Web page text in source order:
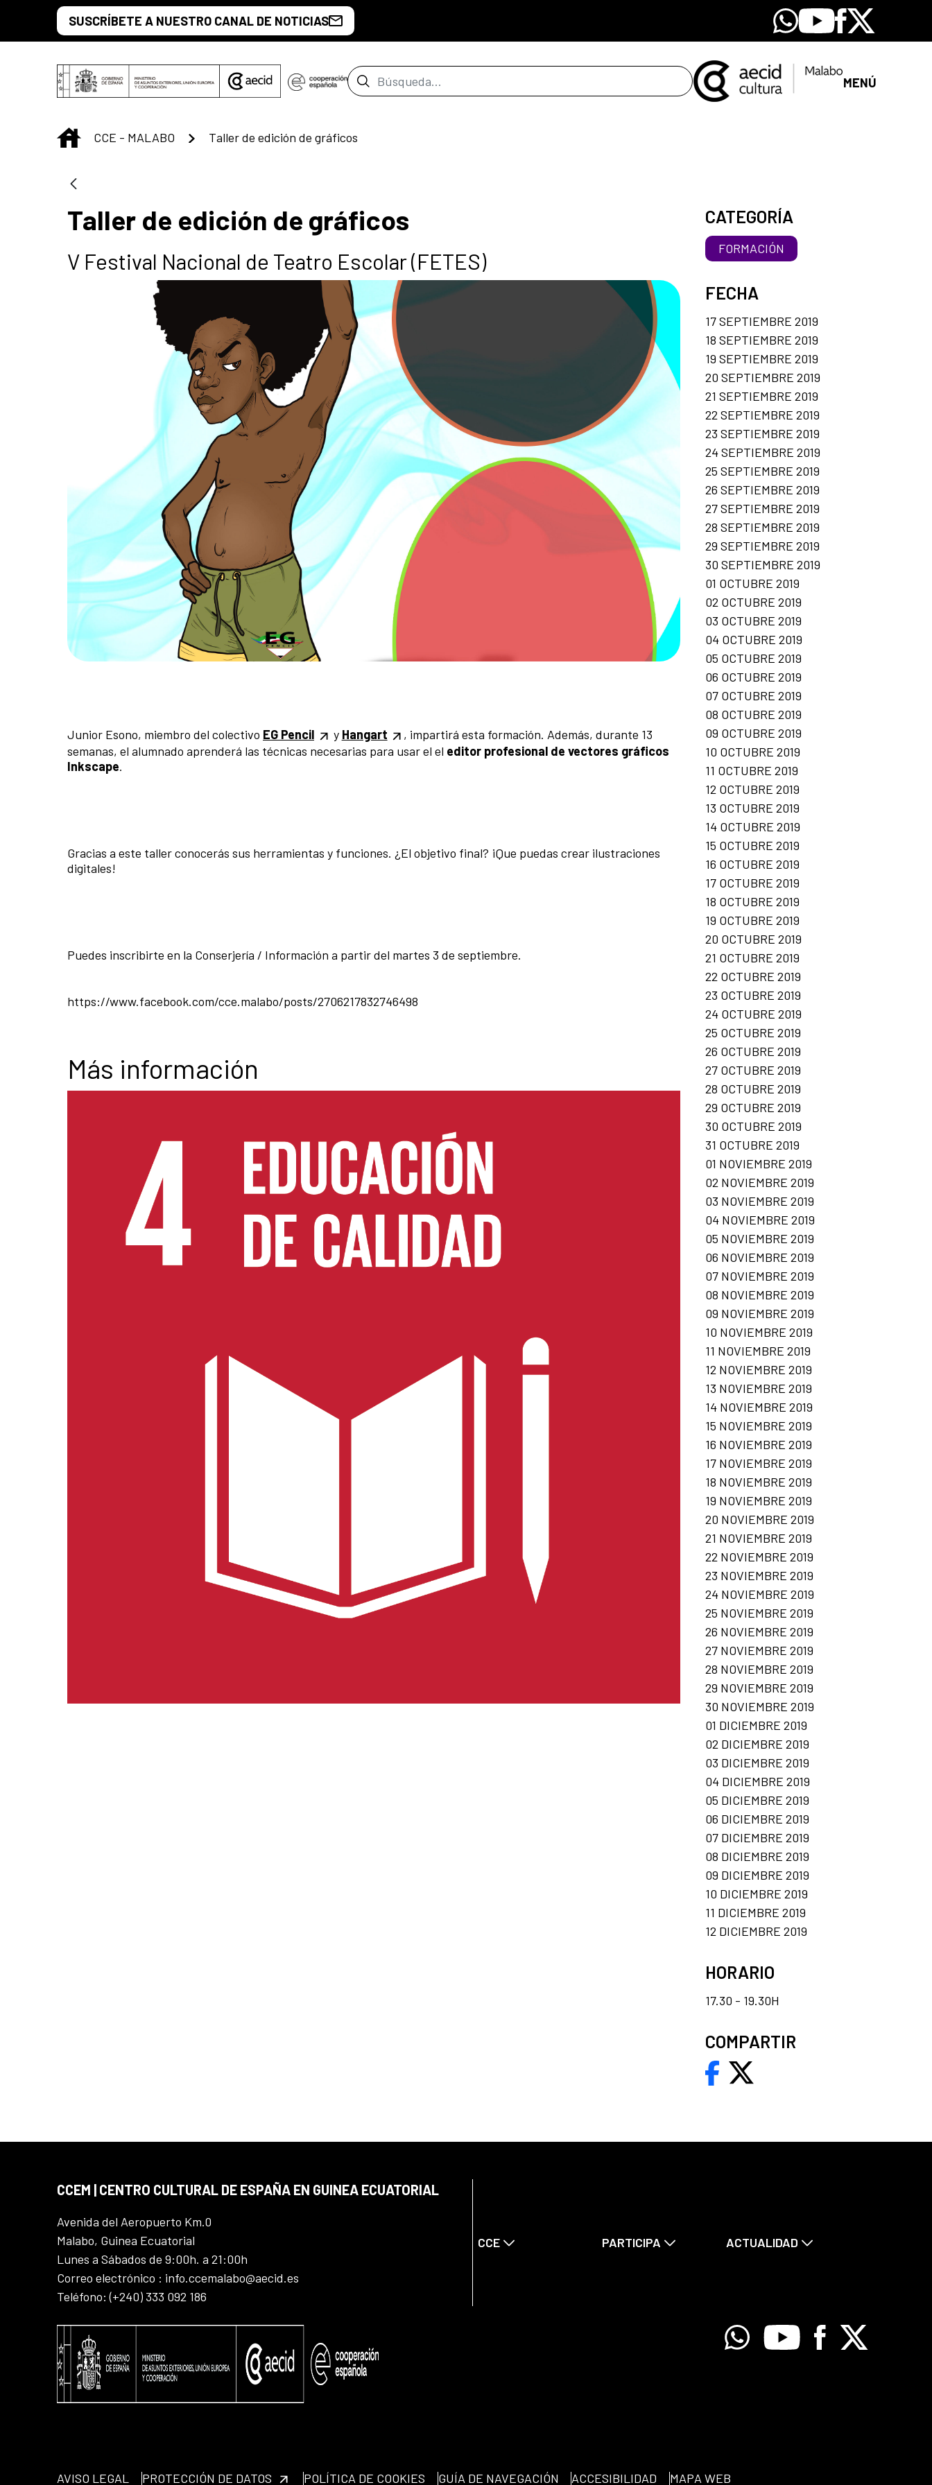
Saltar al contenido principal
SUSCRÍBETE A NUESTRO CANAL DE NOTICIAS Whatsapp
YoutubeFacebook
X
Barra de búsqueda MENÚ
INICIO
CCE - MALABO Taller de edición de gráficos
Taller de edición de gráficos
V Festival Nacional de Teatro Escolar (FETES)
Junior Esono, miembro del colectivo EG Pencil y Hangart
, impartirá esta formación. Además, durante 13
semanas, el alumnado aprenderá las técnicas necesarias para usar el el editor profesional de vectores gráficos
Inkscape.
Gracias a este taller conocerás sus herramientas y funciones. ¿El objetivo final? ¡Que puedas crear ilustraciones
digitales!
Puedes inscribirte en la Conserjería / Información a partir del martes 3 de septiembre.
https://www.facebook.com/cce.malabo/posts/2706217832746498
Más información
CATEGORÍA
FORMACIÓN
FECHA
17 SEPTIEMBRE 2019
18 SEPTIEMBRE 2019
19 SEPTIEMBRE 2019
20 SEPTIEMBRE 2019
21 SEPTIEMBRE 2019
22 SEPTIEMBRE 2019
23 SEPTIEMBRE 2019
24 SEPTIEMBRE 2019
25 SEPTIEMBRE 2019
26 SEPTIEMBRE 2019
27 SEPTIEMBRE 2019
28 SEPTIEMBRE 2019
29 SEPTIEMBRE 2019
30 SEPTIEMBRE 2019
01 OCTUBRE 2019
02 OCTUBRE 2019
03 OCTUBRE 2019
04 OCTUBRE 2019
05 OCTUBRE 2019
06 OCTUBRE 2019
07 OCTUBRE 2019
08 OCTUBRE 2019
09 OCTUBRE 2019
10 OCTUBRE 2019
11 OCTUBRE 2019
12 OCTUBRE 2019
13 OCTUBRE 2019
14 OCTUBRE 2019
15 OCTUBRE 2019
16 OCTUBRE 2019
17 OCTUBRE 2019
18 OCTUBRE 2019
19 OCTUBRE 2019
20 OCTUBRE 2019
21 OCTUBRE 2019
22 OCTUBRE 2019
23 OCTUBRE 2019
24 OCTUBRE 2019
25 OCTUBRE 2019
26 OCTUBRE 2019
27 OCTUBRE 2019
28 OCTUBRE 2019
29 OCTUBRE 2019
30 OCTUBRE 2019
31 OCTUBRE 2019
01 NOVIEMBRE 2019
02 NOVIEMBRE 2019
03 NOVIEMBRE 2019
04 NOVIEMBRE 2019
05 NOVIEMBRE 2019
06 NOVIEMBRE 2019
07 NOVIEMBRE 2019
08 NOVIEMBRE 2019
09 NOVIEMBRE 2019
10 NOVIEMBRE 2019
11 NOVIEMBRE 2019
12 NOVIEMBRE 2019
13 NOVIEMBRE 2019
14 NOVIEMBRE 2019
15 NOVIEMBRE 2019
16 NOVIEMBRE 2019
17 NOVIEMBRE 2019
18 NOVIEMBRE 2019
19 NOVIEMBRE 2019
20 NOVIEMBRE 2019
21 NOVIEMBRE 2019
22 NOVIEMBRE 2019
23 NOVIEMBRE 2019
24 NOVIEMBRE 2019
25 NOVIEMBRE 2019
26 NOVIEMBRE 2019
27 NOVIEMBRE 2019
28 NOVIEMBRE 2019
29 NOVIEMBRE 2019
30 NOVIEMBRE 2019
01 DICIEMBRE 2019
02 DICIEMBRE 2019
03 DICIEMBRE 2019
04 DICIEMBRE 2019
05 DICIEMBRE 2019
06 DICIEMBRE 2019
07 DICIEMBRE 2019
08 DICIEMBRE 2019
09 DICIEMBRE 2019
10 DICIEMBRE 2019
11 DICIEMBRE 2019
12 DICIEMBRE 2019
HORARIO
17.30 - 19.30H
COMPARTIR
CCEM | CENTRO CULTURAL DE ESPAÑA EN GUINEA ECUATORIAL
Avenida del Aeropuerto Km.0
Malabo, Guinea Ecuatorial
Lunes a Sábados de 9:00h. a 21:00h
Correo electrónico : info.ccemalabo@aecid.es
Teléfono: (+240) 333 092 186
CCE PARTICIPA ACTUALIDAD
WhatsappYoutube Facebook
X
AVISO LEGAL PROTECCIÓN DE DATOS POLÍTICA DE COOKIES GUÍA DE NAVEGACIÓN ACCESIBILIDAD MAPA WEB